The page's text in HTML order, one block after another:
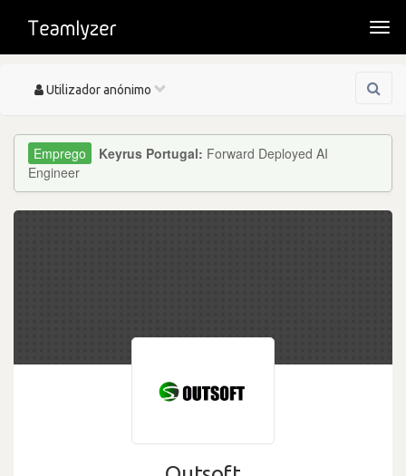
Toggle
Utilizador anónimo
Keyrus Portugal: Forward Deployed AI
Engineer